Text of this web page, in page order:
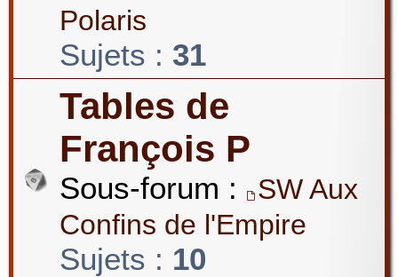
Polaris
Sujets : 31
Tables de
François P
Sous-forum :
SW Aux
Confins de l'Empire
Sujets : 10